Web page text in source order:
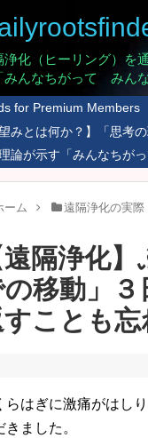
浄化（ヒーリング）を
みんなちがって みんな
for Premium Members
望みとは何か？】「思考
論が示す「みんなちが
ーム 遠隔浄化の実際
遠隔浄化
の移動」
ことも忘
らはぎに激痛がはし
きました。